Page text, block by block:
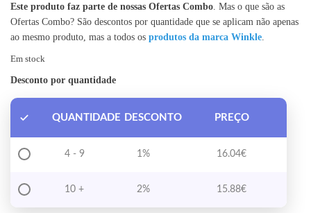
Este produto faz parte de nossas Ofertas Combo . Mas o que são as
Ofertas Combo? São descontos por quantidade que se aplicam não apenas
ao mesmo produto, mas a todos os produtos da marca Winkle
Em stock
Desconto por quantidade
QUANTIDADE DESCONTO PREÇO
4 - 9 1% 16.04€
10 + 2% 15.88€